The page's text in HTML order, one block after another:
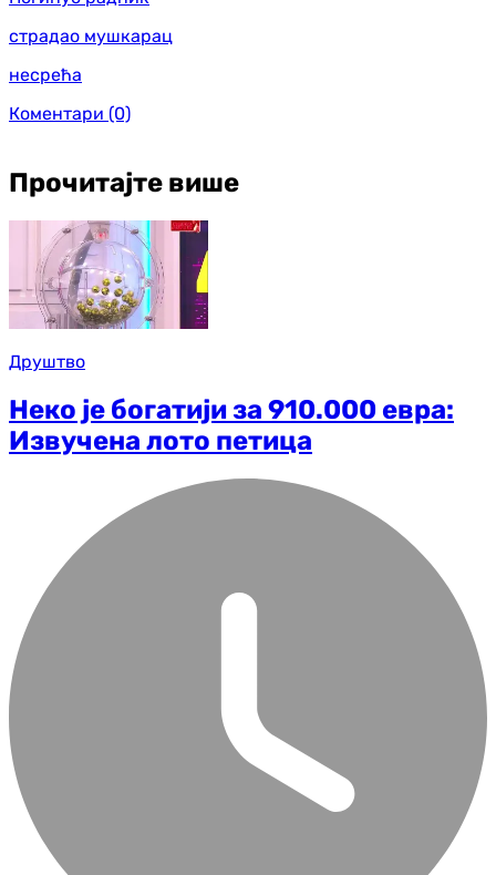
страдао мушкарац
несрећа
Коментари (0)
Прочитајте више
Друштво
Неко је богатији за 910.000 евра:
Извучена лото петица